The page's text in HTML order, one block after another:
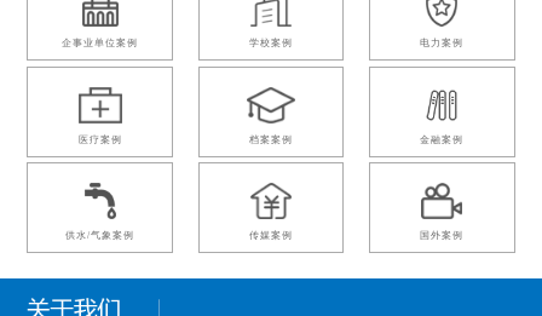
企事业单位案例 学校案例 电力案例
医疗案例 档案案例 金融案例
供水/气象案例 传媒案例 国外案例